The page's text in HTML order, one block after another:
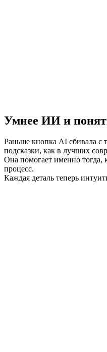
Умнее ИИ и
Раньше кнопка AI сбивала с
подсказки, как в лучших
Она помогает именно тогда,
процесс.
Каждая деталь теперь